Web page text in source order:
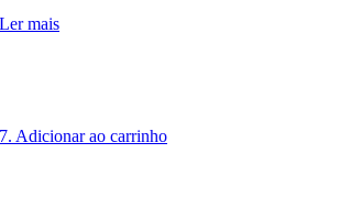
Ler mais
Adicionar ao carrinho